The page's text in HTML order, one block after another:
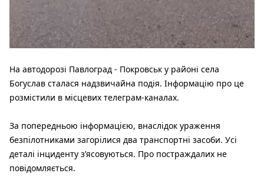
На автодорозі Павлоград - Покровськ у районі села
Богуслав сталася надзвичайна подія. Інформацію про це
розмістили в місцевих телеграм-каналах.
За попередньою інформацією, внаслідок ураження
безпілотниками загорілися два транспортні засоби. Усі
деталі інциденту з’ясовуються. Про постраждалих не
повідомляється.